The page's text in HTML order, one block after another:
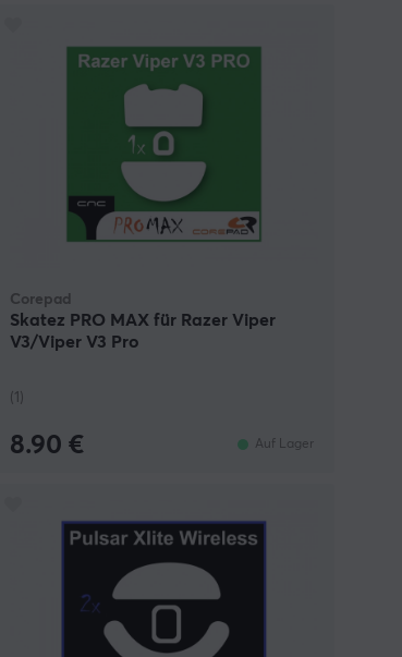
Corepad
Skatez PRO MAX für Razer Viper
V3/Viper V3 Pro
(1)
8.90 € Auf Lager